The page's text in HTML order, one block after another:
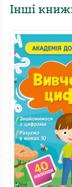
- наводитиме
- повторюватиме
-
А також
допомогою
руку до письма,
потренує дрібні
навчання більш
Бажаємо успіхів!
Інші